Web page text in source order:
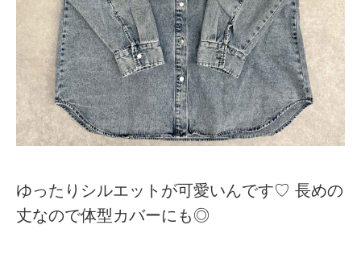
ゆったりシルエットが可愛いんです♡ 長めの
丈なので体型カバーにも◎